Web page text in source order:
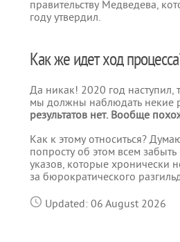
правительству Медведева,
году утвердил.
Как же идет ход
Да никак! 2020 год наступил,
мы должны наблюдать некие
результатов нет. Вообще
Как к этому относиться?
попросту об этом всем
указов, которые хронически
за бюрократического
Updated: 06 August 2026